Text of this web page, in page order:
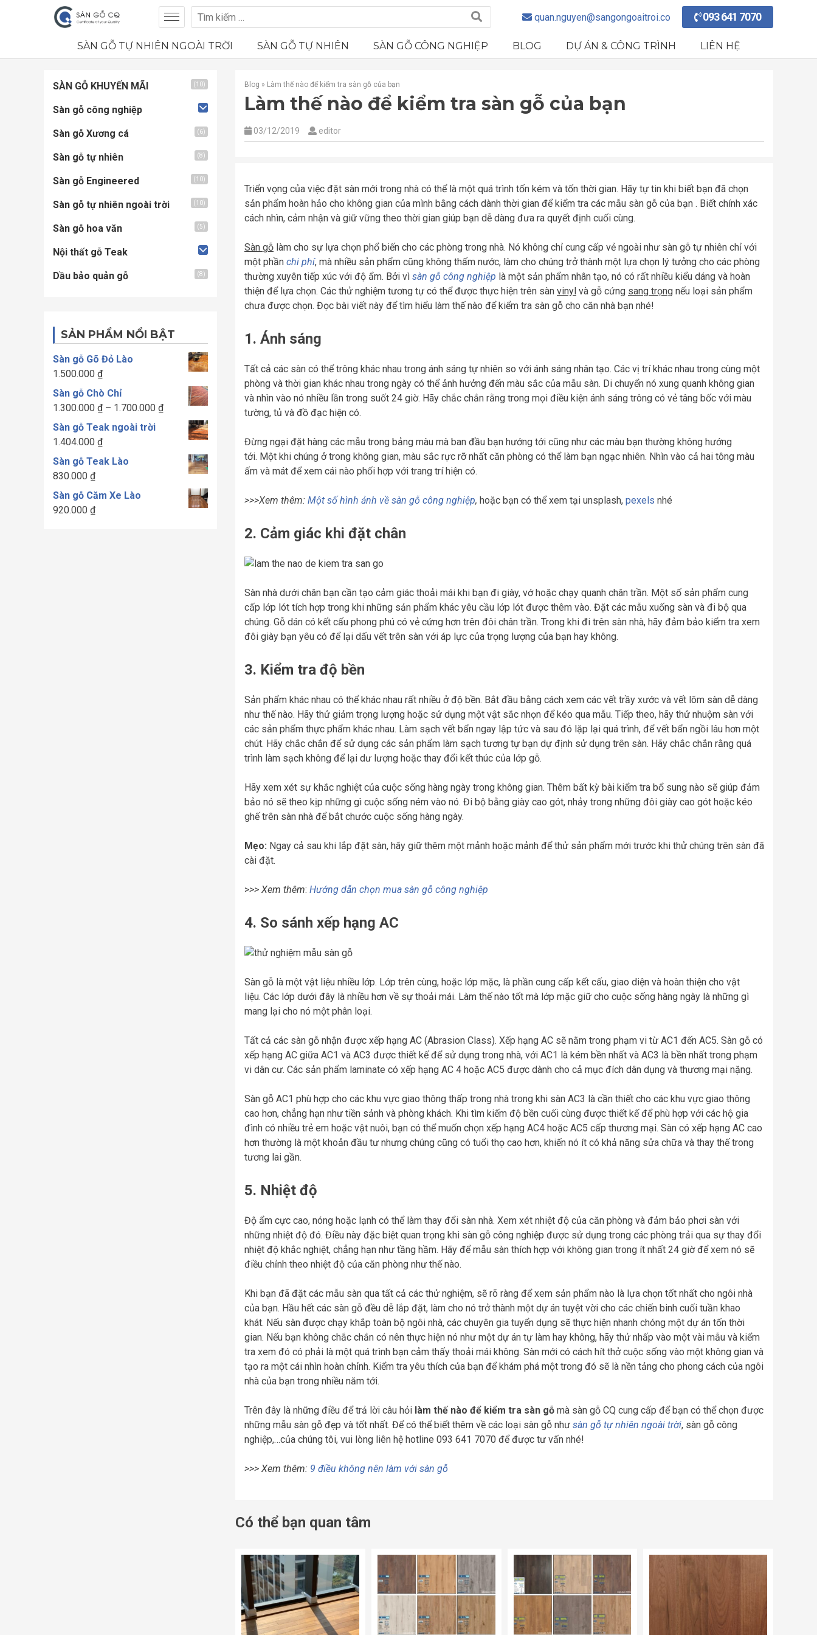
quan.nguyen@sangongoaitroi.co 093 641 7070
SÀN GỖ TỰ NHIÊN NGOÀI TRỜI SÀN GỖ TỰ NHIÊN SÀN GỖ CÔNG NGHIỆP BLOG DỰ ÁN & CÔNG TRÌNH LIÊN HỆ
Blog » Làm thế nào để kiểm tra sàn gỗ của bạn
Làm thế nào để kiểm tra sàn gỗ của bạn
03/12/2019 editor
Triển vọng của việc đặt sàn mới trong nhà có thể là một quá trình tốn kém và tốn thời gian. Hãy tự tin khi biết bạn đã chọn
sản phẩm hoàn hảo cho không gian của mình bằng cách dành thời gian để kiểm tra các mẫu sàn gỗ của bạn . Biết chính xác
cách nhìn, cảm nhận và giữ vững theo thời gian giúp bạn dễ dàng đưa ra quyết định cuối cùng.
Sàn gỗ làm cho sự lựa chọn phổ biến cho các phòng trong nhà. Nó không chỉ cung cấp vẻ ngoài như sàn gỗ tự nhiên chỉ với
một phần chi phí, mà nhiều sản phẩm cũng không thấm nước, làm cho chúng trở thành một lựa chọn lý tưởng cho các phòng
thường xuyên tiếp xúc với độ ẩm. Bởi vì sàn gỗ công nghiệp là một sản phẩm nhân tạo, nó có rất nhiều kiểu dáng và hoàn
thiện để lựa chọn. Các thử nghiệm tương tự có thể được thực hiện trên sàn vinyl và gỗ cứng sang trọng nếu loại sản phẩm
chưa được chọn. Đọc bài viết này để tìm hiểu làm thế nào để kiểm tra sàn gỗ cho căn nhà bạn nhé!
1. Ánh sáng
Tất cả các sàn có thể trông khác nhau trong ánh sáng tự nhiên so với ánh sáng nhân tạo. Các vị trí khác nhau trong cùng một
phòng và thời gian khác nhau trong ngày có thể ảnh hưởng đến màu sắc của mẫu sàn. Di chuyển nó xung quanh không gian
và nhìn vào nó nhiều lần trong suốt 24 giờ. Hãy chắc chắn rằng trong mọi điều kiện ánh sáng trông có vẻ tâng bốc với màu
tường, tủ và đồ đạc hiện có.
Đừng ngại đặt hàng các mẫu trong bảng màu mà ban đầu bạn hướng tới cũng như các màu bạn thường không hướng
tới. Một khi chúng ở trong không gian, màu sắc rực rỡ nhất căn phòng có thể làm bạn ngạc nhiên. Nhìn vào cả hai tông màu
ấm và mát để xem cái nào phối hợp với trang trí hiện có.
>>>Xem thêm: Một số hình ảnh về sàn gỗ công nghiệp, hoặc bạn có thể xem tại unsplash, pexels nhé
2. Cảm giác khi đặt chân
Sàn nhà dưới chân bạn cần tạo cảm giác thoải mái khi bạn đi giày, vớ hoặc chạy quanh chân trần. Một số sản phẩm cung
cấp lớp lót tích hợp trong khi những sản phẩm khác yêu cầu lớp lót được thêm vào. Đặt các mẫu xuống sàn và đi bộ qua
chúng. Gỗ dán có kết cấu phong phú có vẻ cứng hơn trên đôi chân trần. Trong khi đi trên sàn nhà, hãy đảm bảo kiểm tra xem
đôi giày bạn yêu có để lại dấu vết trên sàn với áp lực của trọng lượng của bạn hay không.
3. Kiểm tra độ bền
Sản phẩm khác nhau có thể khác nhau rất nhiều ở độ bền. Bắt đầu bằng cách xem các vết trầy xước và vết lõm sàn dễ dàng
như thế nào. Hãy thử giảm trọng lượng hoặc sử dụng một vật sắc nhọn để kéo qua mẫu. Tiếp theo, hãy thử nhuộm sàn với
các sản phẩm thực phẩm khác nhau. Làm sạch vết bẩn ngay lập tức và sau đó lặp lại quá trình, để vết bẩn ngồi lâu hơn một
chút. Hãy chắc chắn để sử dụng các sản phẩm làm sạch tương tự bạn dự định sử dụng trên sàn. Hãy chắc chắn rằng quá
trình làm sạch không để lại dư lượng hoặc thay đổi kết thúc của lớp gỗ.
Hãy xem xét sự khắc nghiệt của cuộc sống hàng ngày trong không gian. Thêm bất kỳ bài kiểm tra bổ sung nào sẽ giúp đảm
bảo nó sẽ theo kịp những gì cuộc sống ném vào nó. Đi bộ bằng giày cao gót, nhảy trong những đôi giày cao gót hoặc kéo
ghế trên sàn nhà để bắt chước cuộc sống hàng ngày.
Mẹo: Ngay cả sau khi lắp đặt sàn, hãy giữ thêm một mảnh hoặc mảnh để thử sản phẩm mới trước khi thử chúng trên sàn đã
cài đặt.
>>> Xem thêm: Hướng dẫn chọn mua sàn gỗ công nghiệp
4. So sánh xếp hạng AC
Sàn gỗ là một vật liệu nhiều lớp. Lớp trên cùng, hoặc lớp mặc, là phần cung cấp kết cấu, giao diện và hoàn thiện cho vật
liệu. Các lớp dưới đây là nhiều hơn về sự thoải mái. Làm thế nào tốt mà lớp mặc giữ cho cuộc sống hàng ngày là những gì
mang lại cho nó một phân loại.
Tất cả các sàn gỗ nhận được xếp hạng AC (Abrasion Class). Xếp hạng AC sẽ nằm trong phạm vi từ AC1 đến AC5. Sàn gỗ có
xếp hạng AC giữa AC1 và AC3 được thiết kế để sử dụng trong nhà, với AC1 là kém bền nhất và AC3 là bền nhất trong phạm
vi dân cư. Các sản phẩm laminate có xếp hạng AC 4 hoặc AC5 được dành cho cả mục đích dân dụng và thương mại nặng.
Sàn gỗ AC1 phù hợp cho các khu vực giao thông thấp trong nhà trong khi sàn AC3 là cần thiết cho các khu vực giao thông
cao hơn, chẳng hạn như tiền sảnh và phòng khách. Khi tìm kiếm độ bền cuối cùng được thiết kế để phù hợp với các hộ gia
đình có nhiều trẻ em hoặc vật nuôi, bạn có thể muốn chọn xếp hạng AC4 hoặc AC5 cấp thương mại. Sàn có xếp hạng AC cao
hơn thường là một khoản đầu tư nhưng chúng cũng có tuổi thọ cao hơn, khiến nó ít có khả năng sửa chữa và thay thế trong
tương lai gần.
5. Nhiệt độ
Độ ẩm cực cao, nóng hoặc lạnh có thể làm thay đổi sàn nhà. Xem xét nhiệt độ của căn phòng và đảm bảo phơi sàn với
những nhiệt độ đó. Điều này đặc biệt quan trọng khi sàn gỗ công nghiệp được sử dụng trong các phòng trải qua sự thay đổi
nhiệt độ khắc nghiệt, chẳng hạn như tầng hầm. Hãy để mẫu sàn thích hợp với không gian trong ít nhất 24 giờ để xem nó sẽ
điều chỉnh theo nhiệt độ của căn phòng như thế nào.
Khi bạn đã đặt các mẫu sàn qua tất cả các thử nghiệm, sẽ rõ ràng để xem sản phẩm nào là lựa chọn tốt nhất cho ngôi nhà
của bạn. Hầu hết các sàn gỗ đều dễ lắp đặt, làm cho nó trở thành một dự án tuyệt vời cho các chiến binh cuối tuần khao
khát. Nếu sàn được chạy khắp toàn bộ ngôi nhà, các chuyên gia tuyển dụng sẽ thực hiện nhanh chóng một dự án tốn thời
gian. Nếu bạn không chắc chắn có nên thực hiện nó như một dự án tự làm hay không, hãy thử nhấp vào một vài mẫu và kiểm
tra xem đó có phải là một quá trình bạn cảm thấy thoải mái không. Sàn mới có cách hít thở cuộc sống vào một không gian và
tạo ra một cái nhìn hoàn chỉnh. Kiểm tra yêu thích của bạn để khám phá một trong đó sẽ là nền tảng cho phong cách của ngôi
nhà của bạn trong nhiều năm tới.
Trên đây là những điều để trả lời câu hỏi làm thế nào để kiểm tra sàn gỗ mà sàn gỗ CQ cung cấp để bạn có thể chọn được
những mẫu sàn gỗ đẹp và tốt nhất. Để có thể biết thêm về các loại sàn gỗ như sàn gỗ tự nhiên ngoài trời, sàn gỗ công
nghiệp,…của chúng tôi, vui lòng liên hệ hotline 093 641 7070 để được tư vấn nhé!
>>> Xem thêm: 9 điều không nên làm với sàn gỗ
Có thể bạn quan tâm
SÀN GỖ KHUYẾN MÃI (10)
Sàn gỗ công nghiệp
Sàn gỗ Xương cá (6)
Sàn gỗ tự nhiên (8)
Sàn gỗ Engineered (10)
Sàn gỗ tự nhiên ngoài trời (10)
Sàn gỗ hoa văn (5)
Nội thất gỗ Teak
Dầu bảo quản gỗ (8)
SẢN PHẨM NỔI BẬT
Sàn gỗ Gõ Đỏ Lào
1.500.000 ₫
Sàn gỗ Chò Chỉ
1.300.000 ₫ – 1.700.000 ₫Khoảng
Sàn gỗ Teak ngoài trời
1.404.000 ₫
Sàn gỗ Teak Lào
830.000 ₫
Sàn gỗ Căm Xe Lào
920.000 ₫